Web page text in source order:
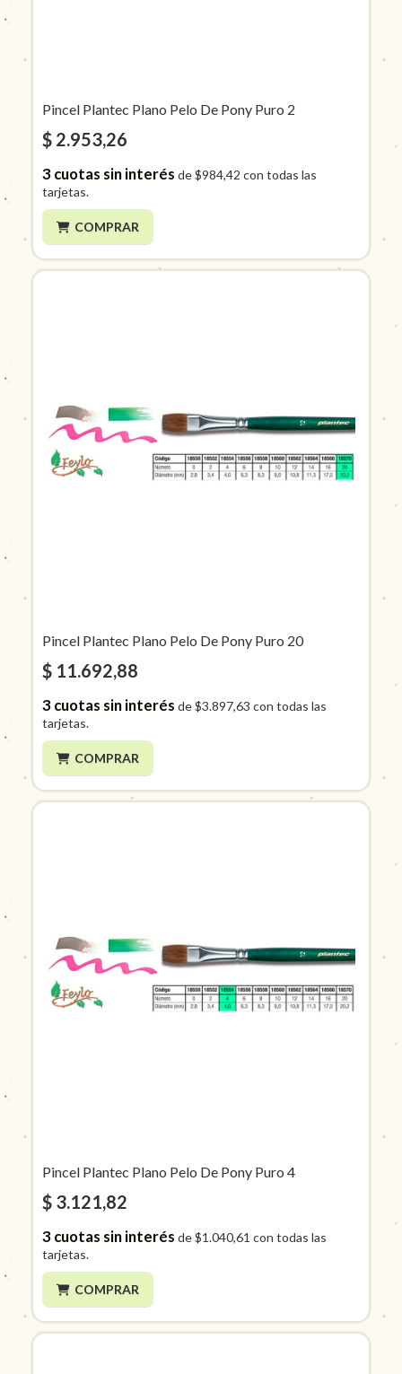
Pincel Plantec Plano Pelo De Pony Puro 2
$ 2.953,26
3cuotas sin interés de$984,42 con todas las
tarjetas.
COMPRAR
Pincel Plantec Plano Pelo De Pony Puro 20
$ 11.692,88
3cuotas sin interés de$3.897,63 con todas las
tarjetas.
COMPRAR
Pincel Plantec Plano Pelo De Pony Puro 4
$ 3.121,82
3cuotas sin interés de$1.040,61 con todas las
tarjetas.
COMPRAR